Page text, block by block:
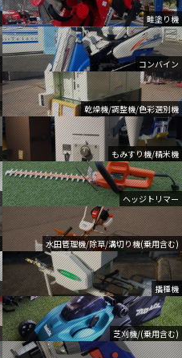
畦塗り機
コンバイン
乾燥機/調整機/色彩選別機
もみすり機/精米機
ヘッジトリマー
水田管理機/除草/溝切り機(乗用含む)
播種機
芝刈機/(乗用含む)